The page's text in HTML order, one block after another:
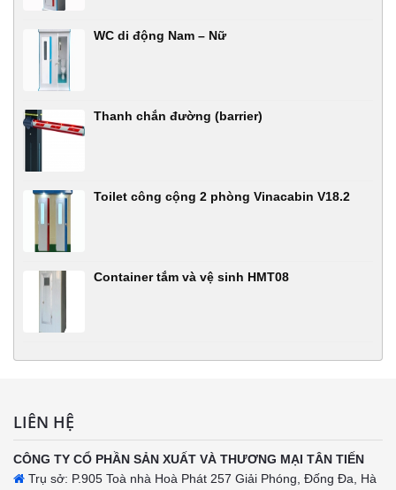
WC di động Nam – Nữ
Thanh chắn đường (barrier)
Toilet công cộng 2 phòng Vinacabin V18.2
Container tắm và vệ sinh HMT08
LIÊN HỆ
CÔNG TY CỔ PHẦN SẢN XUẤT VÀ THƯƠNG MẠI TÂN TIẾN
Trụ sở: P.905 Toà nhà Hoà Phát 257 Giải Phóng, Đống Đa, Hà